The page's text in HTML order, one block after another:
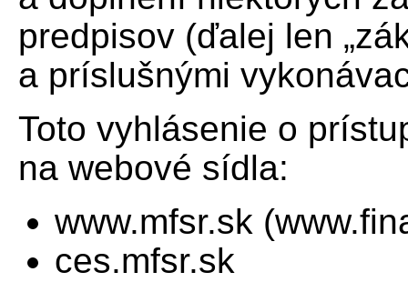
predpisov (ďalej len
a príslušnými
Toto vyhlásenie o
na webové sídla:
www.mfsr.sk
ces.mfsr.sk